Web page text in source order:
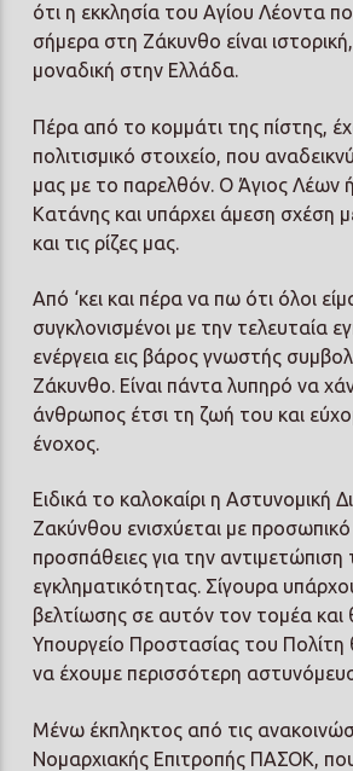
ότι η εκκλησία του Αγίου Λέοντα
σήμερα στη Ζάκυνθο είναι
μοναδική στην Ελλάδα.
Πέρα από το κομμάτι της πίστης,
πολιτισμικό στοιχείο, που
μας με το παρελθόν. Ο Άγιος Λέων
Κατάνης και υπάρχει άμεση σχέση
και τις ρίζες μας.
Από ‘κει και πέρα να πω ότι όλοι
συγκλονισμένοι με την τελευταία
ενέργεια εις βάρος γνωστής
Ζάκυνθο. Είναι πάντα λυπηρό να
άνθρωπος έτσι τη ζωή του και
ένοχος.
Ειδικά το καλοκαίρι η Αστυνομική
Ζακύνθου ενισχύεται με προσωπικό
προσπάθειες για την αντιμετώπιση
εγκληματικότητας. Σίγουρα
βελτίωσης σε αυτόν τον τομέα
Υπουργείο Προστασίας του Πολίτη
να έχουμε περισσότερη
Μένω έκπληκτος από τις
Νομαρχιακής Επιτροπής ΠΑΣΟΚ,